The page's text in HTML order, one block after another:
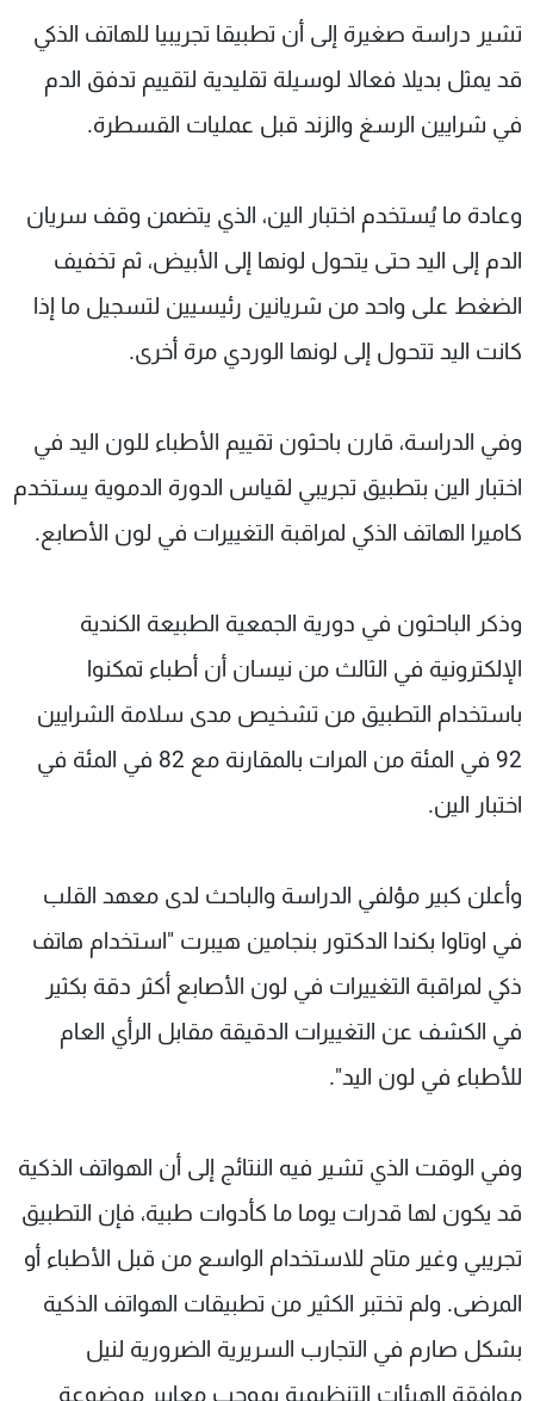
تشير دراسة صغيرة إلى أن تطبيقا تجريبيا للهاتف الذكي
قد يمثل بديلا فعالا لوسيلة تقليدية لتقييم تدفق الدم
في شرايين الرسغ والزند قبل عمليات القسطرة.
وعادة ما يُستخدم اختبار الين، الذي يتضمن وقف سريان
الدم إلى اليد حتى يتحول لونها إلى الأبيض، ثم تخفيف
الضغط على واحد من شريانين رئيسيين لتسجيل ما إذا
كانت اليد تتحول إلى لونها الوردي مرة أخرى.
وفي الدراسة، قارن باحثون تقييم الأطباء للون اليد في
اختبار الين بتطبيق تجريبي لقياس الدورة الدموية يستخدم
كاميرا الهاتف الذكي لمراقبة التغييرات في لون الأصابع.
وذكر الباحثون في دورية الجمعية الطبيعة الكندية
الإلكترونية في الثالث من نيسان أن أطباء تمكنوا
باستخدام التطبيق من تشخيص مدى سلامة الشرايين
92 في المئة من المرات بالمقارنة مع 82 في المئة في
اختبار الين.
وأعلن كبير مؤلفي الدراسة والباحث لدى معهد القلب
في اوتاوا بكندا الدكتور بنجامين هيبرت "استخدام هاتف
ذكي لمراقبة التغييرات في لون الأصابع أكثر دقة بكثير
في الكشف عن التغييرات الدقيقة مقابل الرأي العام
للأطباء في لون اليد".
وفي الوقت الذي تشير فيه النتائج إلى أن الهواتف الذكية
قد يكون لها قدرات يوما ما كأدوات طبية، فإن التطبيق
تجريبي وغير متاح للاستخدام الواسع من قبل الأطباء أو
المرضى. ولم تختبر الكثير من تطبيقات الهواتف الذكية
بشكل صارم في التجارب السريرية الضرورية لنيل
موافقة الهيئات التنظيمية بموجب معايير موضوعة
شاهد البرامج
عن MTV
وظائف
سياسة الخصوصية